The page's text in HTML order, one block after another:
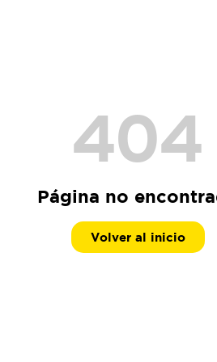
404
Página no
Volver al inicio